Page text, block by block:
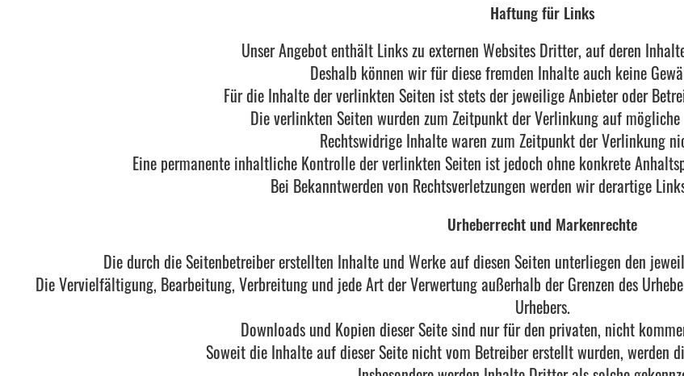
Haftung für Links
Unser Angebot enthält Links zu externen Websites Dritter, auf deren
Deshalb können wir für diese fremden Inhalte auch keine
Für die Inhalte der verlinkten Seiten ist stets der jeweilige Anbieter oder
Die verlinkten Seiten wurden zum Zeitpunkt der Verlinkung auf
Rechtswidrige Inhalte waren zum Zeitpunkt der Verlinkung
Eine permanente inhaltliche Kontrolle der verlinkten Seiten ist jedoch ohne konkrete
Bei Bekanntwerden von Rechtsverletzungen werden wir derartige
Urheberrecht und Markenrechte
Die durch die Seitenbetreiber erstellten Inhalte und Werke auf diesen Seiten unterliegen den
Die Vervielfältigung, Bearbeitung, Verbreitung und jede Art der Verwertung außerhalb der Grenzen des
Urhebers.
Downloads und Kopien dieser Seite sind nur für den privaten, nicht
Soweit die Inhalte auf dieser Seite nicht vom Betreiber erstellt wurden, werden